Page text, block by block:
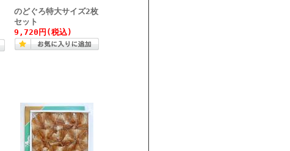
のどぐろ特大サイズ2枚
セット
9,720円(税込)